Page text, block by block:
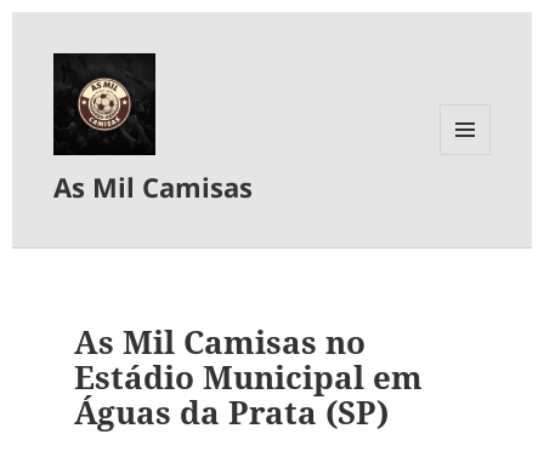
As Mil Camisas
As Mil Camisas no
Estádio Municipal em
Águas da Prata (SP)